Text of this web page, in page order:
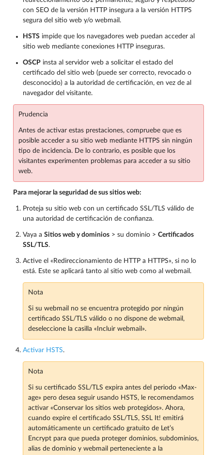
con SEO de la versión HTTP insegura a la versión HTTPS
segura del sitio web y/o webmail.
HSTS impide que los navegadores web puedan acceder al
sitio web mediante conexiones HTTP inseguras.
OSCP insta al servidor web a solicitar el estado del
certificado del sitio web (puede ser correcto, revocado o
desconocido) a la autoridad de certificación, en vez de al
navegador del visitante.
Prudencia
Antes de activar estas prestaciones, compruebe que es
posible acceder a su sitio web mediante HTTPS sin ningún
tipo de incidencia. De lo contrario, es posible que los
visitantes experimenten problemas para acceder a su sitio
web.
Para mejorar la seguridad de sus sitios web:
Proteja su sitio web con un certificado SSL/TLS válido de
una autoridad de certificación de confianza.
Vaya a Sitios web y dominios > su dominio > Certificados
SSL/TLS.
Active el «Redireccionamiento de HTTP a HTTPS», si no lo
está. Este se aplicará tanto al sitio web como al webmail.
Nota
Si su webmail no se encuentra protegido por ningún
certificado SSL/TLS válido o no dispone de webmail,
deseleccione la casilla «Incluir webmail».
Activar HSTS.
Nota
Si su certificado SSL/TLS expira antes del periodo «Max-
age» pero desea seguir usando HSTS, le recomendamos
activar «Conservar los sitios web protegidos». Ahora,
cuando expire el certificado SSL/TLS, SSL It! emitirá
automáticamente un certificado gratuito de Let’s
Encrypt para que pueda proteger dominios, subdominios,
alias de dominio y webmail perteneciente a la